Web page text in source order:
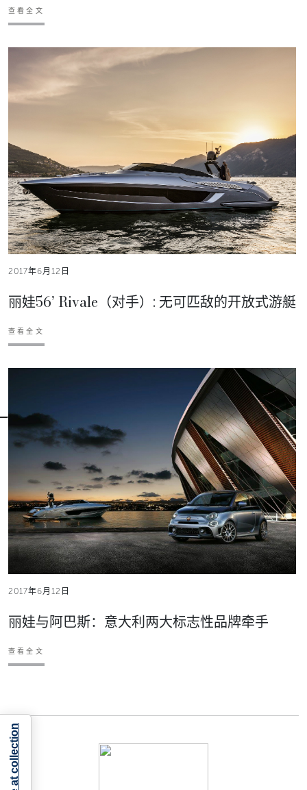
查看全文
2017年6月12日
丽娃56’ Rivale（对手）: 无可匹敌的开放式游艇
查看全文
2017年6月12日
丽娃与阿巴斯：意大利两大标志性品牌牵手
查看全文